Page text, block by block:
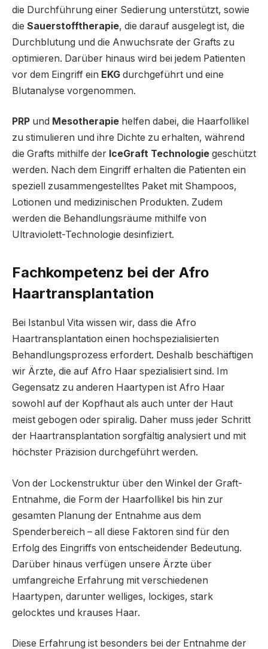
die Durchführung einer Sedierung unterstützt, sowie
die Sauerstofftherapie, die darauf ausgelegt ist, die
Durchblutung und die Anwuchsrate der Grafts zu
optimieren. Darüber hinaus wird bei jedem Patienten
vor dem Eingriff ein EKG durchgeführt und eine
Blutanalyse vorgenommen.
PRP und Mesotherapie helfen dabei, die Haarfollikel
zu stimulieren und ihre Dichte zu erhalten, während
die Grafts mithilfe der IceGraft Technologie geschützt
werden. Nach dem Eingriff erhalten die Patienten ein
speziell zusammengestelltes Paket mit Shampoos,
Lotionen und medizinischen Produkten. Zudem
werden die Behandlungsräume mithilfe von
Ultraviolett-Technologie desinfiziert.
Fachkompetenz bei der Afro
Haartransplantation
Bei Istanbul Vita wissen wir, dass die Afro
Haartransplantation einen hochspezialisierten
Behandlungsprozess erfordert. Deshalb beschäftigen
wir Ärzte, die auf Afro Haar spezialisiert sind. Im
Gegensatz zu anderen Haartypen ist Afro Haar
sowohl auf der Kopfhaut als auch unter der Haut
meist gebogen oder spiralig. Daher muss jeder Schritt
der Haartransplantation sorgfältig analysiert und mit
höchster Präzision durchgeführt werden.
Von der Lockenstruktur über den Winkel der Graft-
Entnahme, die Form der Haarfollikel bis hin zur
gesamten Planung der Entnahme aus dem
Spenderbereich – all diese Faktoren sind für den
Erfolg des Eingriffs von entscheidender Bedeutung.
Darüber hinaus verfügen unsere Ärzte über
umfangreiche Erfahrung mit verschiedenen
Haartypen, darunter welliges, lockiges, stark
gelocktes und krauses Haar.
Diese Erfahrung ist besonders bei der Entnahme der